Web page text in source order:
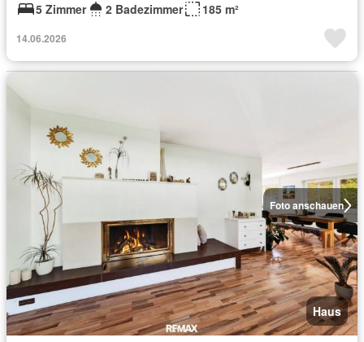
5 Zimmer
2 Badezimmer 185 m²
14.06.2026
Foto anschauen
Haus